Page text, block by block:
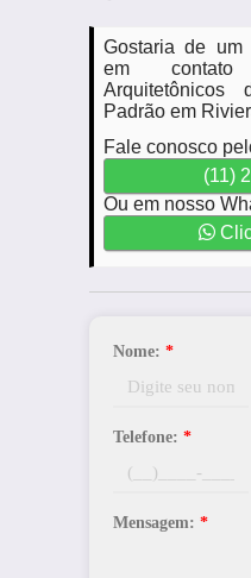
Gostaria de um
em contato
Padrão em
Fale conosco
(11)
Ou em nosso
Nome: *
Telefone: *
Mensagem: *